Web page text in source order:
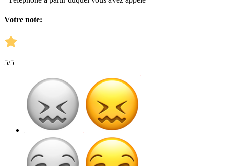
Votre note:
5/5